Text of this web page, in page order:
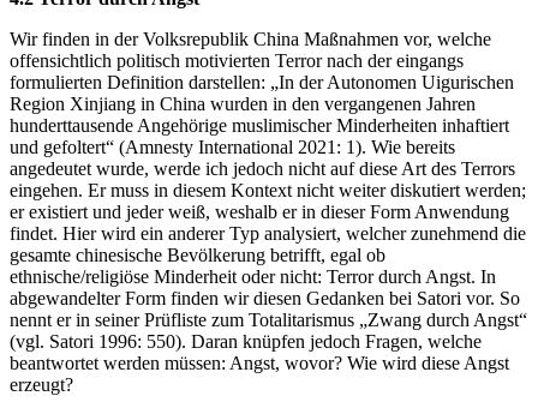
Wir finden in der Volksrepublik China Maßnahmen vor, welche
offensichtlich politisch motivierten Terror nach der eingangs
formulierten Definition darstellen: „In der Autonomen Uigurischen
Region Xinjiang in China wurden in den vergangenen Jahren
hunderttausende Angehörige muslimischer Minderheiten inhaftiert
und gefoltert“ (Amnesty International 2021: 1). Wie bereits
angedeutet wurde, werde ich jedoch nicht auf diese Art des Terrors
eingehen. Er muss in diesem Kontext nicht weiter diskutiert werden;
er existiert und jeder weiß, weshalb er in dieser Form Anwendung
findet. Hier wird ein anderer Typ analysiert, welcher zunehmend die
gesamte chinesische Bevölkerung betrifft, egal ob
ethnische/religiöse Minderheit oder nicht: Terror durch Angst. In
abgewandelter Form finden wir diesen Gedanken bei Satori vor. So
nennt er in seiner Prüfliste zum Totalitarismus „Zwang durch Angst“
(vgl. Satori 1996: 550). Daran knüpfen jedoch Fragen, welche
beantwortet werden müssen: Angst, wovor? Wie wird diese Angst
erzeugt?